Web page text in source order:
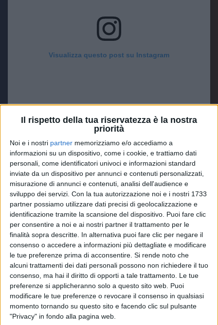
Il rispetto della tua riservatezza è la nostra
priorità
Noi e i nostri partner memorizziamo e/o accediamo a
informazioni su un dispositivo, come i cookie, e trattiamo dati
personali, come identificatori univoci e informazioni standard
inviate da un dispositivo per annunci e contenuti personalizzati,
misurazione di annunci e contenuti, analisi dell'audience e
sviluppo dei servizi. Con la tua autorizzazione noi e i nostri 1733
partner possiamo utilizzare dati precisi di geolocalizzazione e
identificazione tramite la scansione del dispositivo. Puoi fare clic
per consentire a noi e ai nostri partner il trattamento per le
finalità sopra descritte. In alternativa puoi fare clic per negare il
consenso o accedere a informazioni più dettagliate e modificare
le tue preferenze prima di acconsentire. Si rende noto che
alcuni trattamenti dei dati personali possono non richiedere il tuo
consenso, ma hai il diritto di opporti a tale trattamento. Le tue
preferenze si applicheranno solo a questo sito web. Puoi
modificare le tue preferenze o revocare il consenso in qualsiasi
momento tornando su questo sito e facendo clic sul pulsante
"Privacy" in fondo alla pagina web.
Visualizza questo post su Instagram
Un post condiviso da Ermal Meta (@ermalmetamusic)
Hai detto che il nuovo album è il migliore che hai
fatto finora: perché?
Perché è in perfetto balancetra quello che è passato
e quello che è futuro. In questo album ho imparato a
fare una cosa che corrisponde a questo periodo della
mia vita: a fare come le mongolfiere, a lasciare a terra
qualcosa per potere andare su. Cerchiamo di portarci
tutto appresso perché temiamo di perdere i ricordi,
le emozioni... In realtà tutte le cose che ci
attraversano lasciano un segno. Pensi che perderai
tutto se lo lasci andare, in realtà un tatuaggio, una
cicatrice, una carezza ce li hai, rimangono. Bisogna